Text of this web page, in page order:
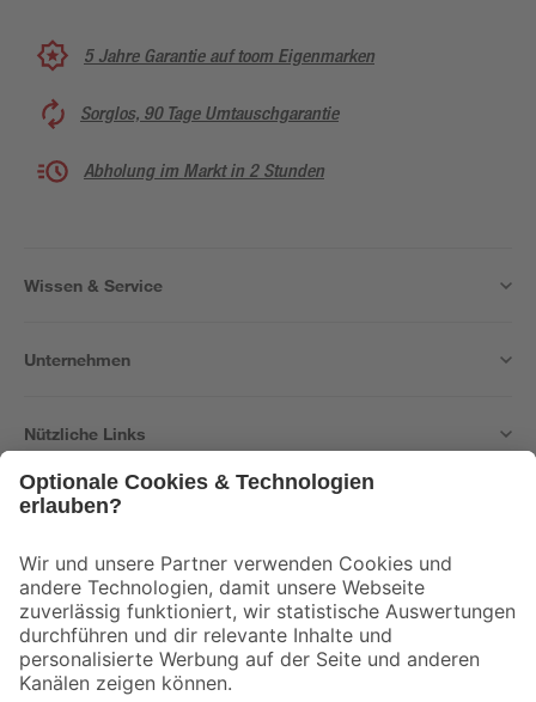
5 Jahre Garantie auf toom Eigenmarken
Sorglos, 90 Tage Umtauschgarantie
Abholung im Markt in 2 Stunden
Wissen & Service
Unternehmen
Nützliche Links
Der toom Newsletter: Keine Angebote und Aktionen mehr verpassen!
Zur Newsletter Anmeldung
Folge uns